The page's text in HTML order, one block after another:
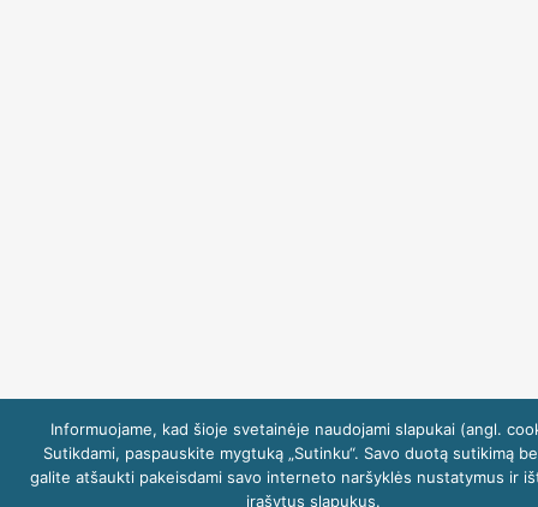
Informuojame, kad šioje svetainėje naudojami slapukai (angl.
Sutikdami, paspauskite mygtuką „Sutinku“. Savo duotą sutikimą
galite atšaukti pakeisdami savo interneto naršyklės nustatymus ir
įrašytus slapukus.